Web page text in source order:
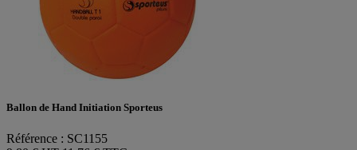
Ballon de Hand Initiation Sporteus
Référence : SC1155